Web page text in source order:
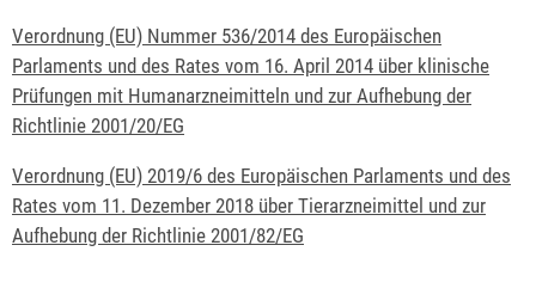
Verordnung (EU) Nummer 536/2014 des Europäischen
Parlaments und des Rates vom 16. April 2014 über klinische
Prüfungen mit Humanarzneimitteln und zur Aufhebung der
Richtlinie 2001/20/EG
Verordnung (EU) 2019/6 des Europäischen Parlaments und des
Rates vom 11. Dezember 2018 über Tierarzneimittel und zur
Aufhebung der Richtlinie 2001/82/EG